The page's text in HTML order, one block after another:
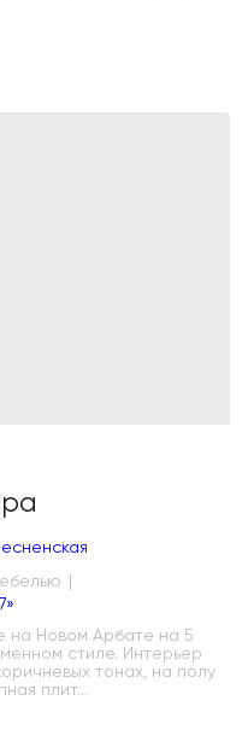
на Новом Арбате на 5
стиле. Интерьер
тонах, на полу
плит...